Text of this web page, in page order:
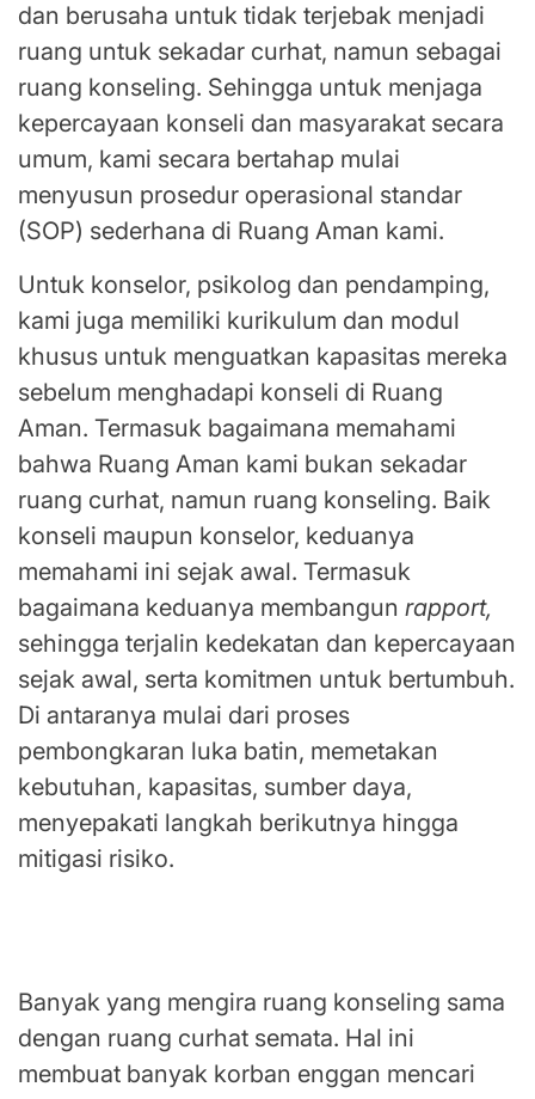
dan berusaha untuk tidak terjebak menjadi
ruang untuk sekadar curhat, namun sebagai
ruang konseling. Sehingga untuk menjaga
kepercayaan konseli dan masyarakat secara
umum, kami secara bertahap mulai
menyusun prosedur operasional standar
(SOP) sederhana di Ruang Aman kami.
Untuk konselor, psikolog dan pendamping,
kami juga memiliki kurikulum dan modul
khusus untuk menguatkan kapasitas mereka
sebelum menghadapi konseli di Ruang
Aman. Termasuk bagaimana memahami
bahwa Ruang Aman kami bukan sekadar
ruang curhat, namun ruang konseling. Baik
konseli maupun konselor, keduanya
memahami ini sejak awal. Termasuk
bagaimana keduanya membangun rapport,
sehingga terjalin kedekatan dan kepercayaan
sejak awal, serta komitmen untuk bertumbuh.
Di antaranya mulai dari proses
pembongkaran luka batin, memetakan
kebutuhan, kapasitas, sumber daya,
menyepakati langkah berikutnya hingga
mitigasi risiko.
Banyak yang mengira ruang konseling sama
dengan ruang curhat semata. Hal ini
membuat banyak korban enggan mencari